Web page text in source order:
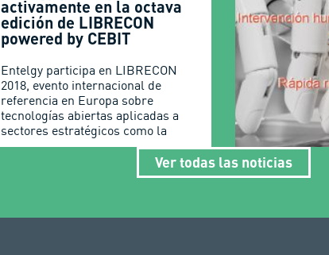
activamente en la octava
edición de LIBRECON
powered by CEBIT
Entelgy participa en LIBRECON
2018, evento internacional de
referencia en Europa sobre
tecnologías abiertas aplicadas a
sectores estratégicos como la
Ver todas las noticias